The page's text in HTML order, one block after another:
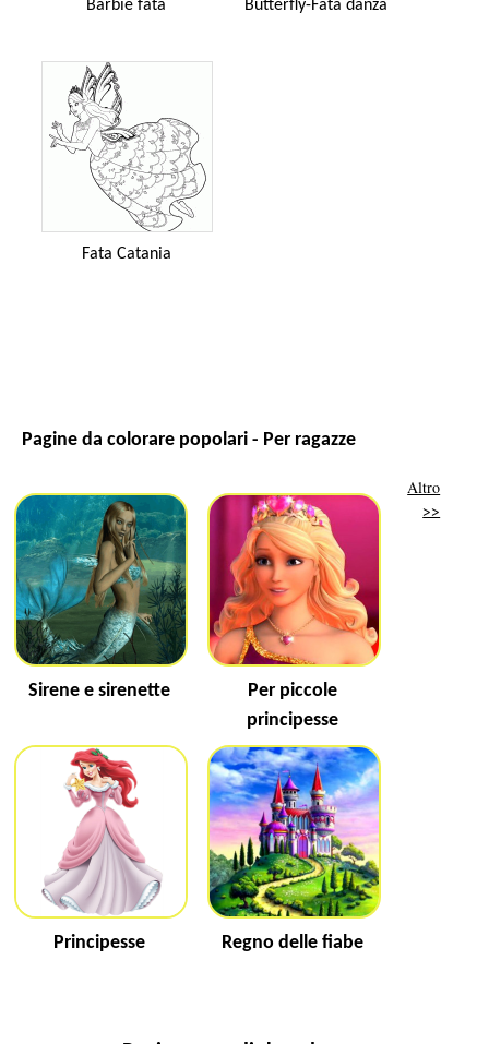
Barbie fata Butterfly-Fata danza
Fata Catania
Pagine da colorare popolari - Per ragazze
Sirene e sirenette
Per piccole
principesse
Principesse Regno delle fiabe
Altro
>>